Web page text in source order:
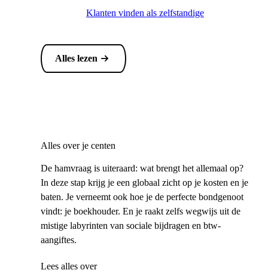
Klanten vinden als zelfstandige
Alles lezen
Alles over je centen
De hamvraag is uiteraard: wat brengt het allemaal op?
In deze stap krijg je een globaal zicht op je kosten en je
baten. Je verneemt ook hoe je de perfecte bondgenoot
vindt: je boekhouder. En je raakt zelfs wegwijs uit de
mistige labyrinten van sociale bijdragen en btw-
aangiftes.
Lees alles over